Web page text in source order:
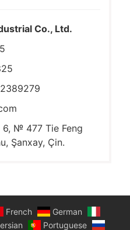
Co., Ltd.
№ 477 Tie Feng
Şanxay, Çin.
French
German
Portuguese